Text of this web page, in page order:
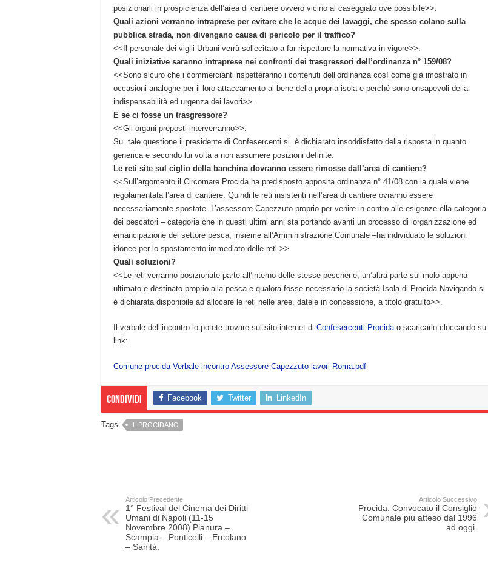
posizionarli in prospicienza dell’area di cantiere ovvero vicino al caseggiato ove possibile>>.
Quali azioni verranno intraprese per evitare che le acque dei lavaggi, che spesso colano sulla
pubblica strada, non divengano causa di pericolo per il traffico?
<<Il personale dei vigili Urbani verrà sollecitato a far rispettare la normativa in vigore>>.
Quali iniziative saranno intraprese nei confronti dei trasgressori dell’ordinanza n° 159/08?
<<Sono sicuro che i commercianti rispetteranno i contenuti dell’ordinanza così come già imostrato in
occasioni analoghe per il loro attaccamento al bene della propria isola e perché sono onsapevoli della
indispensabilità ed urgenza dei lavori>>.
E se ci fosse un trasgressore?
<<Gli organi preposti interverranno>>.
Su tale questione il presidente di Confesercenti si è dichiarato insoddisfatto della risposta in quanto
generica e secondo lui volta a non assumere posizioni definite.
Le reti site sul ciglio della banchina dovranno essere rimosse dall’area di cantiere?
<<Sull’argomento il Circomare Procida ha predisposto apposita ordinanza n° 41/08 con la quale viene
regolamentata l’area di cantiere. Quindi le reti insistenti nell’area di cantiere ovranno essere
necessariamente spostate. L’assessore Capezzuto proprio per venire in contro alle esigenze ella categoria
dei pescatori – categoria che in questi ultimi anni sta portando avanti un processo di iorganizzazione ed
emancipazione del settore pesca, insieme all’Amministrazione Comunale –ha individuato le soluzioni
idonee per lo spostamento immediato delle reti.>>
Quali soluzioni?
<<Le reti verranno posizionate parte all’interno delle stesse pescherie, un’altra parte sul molo appena
ultimato e destinato proprio alla pesca e qualora fosse necessario la società Isola di Procida Navigando si
è dichiarata disponibile ad allocare le reti nelle aree, datele in concessione, a titolo gratuito>>.
Il verbale dell’incontro lo potete trovare sul sito internet di Confesercenti Procidao scaricarlo cloccando su
link:
Comune procida Verbale incontro Assessore Capezzuto lavori Roma.pdf
Condividi Facebook Twitter LinkedIn
Tags IL PROCIDANO
Articolo Precedente
1° Festival del Cinema dei Diritti
Umani di Napoli (11-15
Novembre 2008) Pianura –
Scampia – Ponticelli – Ercolano
– Sanità.
Articolo Successivo
Procida: Convocato il Consiglio
Comunale più atteso dal 1996
ad oggi.